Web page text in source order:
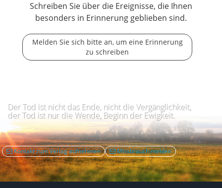
Schreiben Sie über die Ereignisse, die Ihnen
besonders in Erinnerung geblieben sind.
Melden Sie sich bitte an, um eine Erinnerung
zu schreiben
Der Tod ist nicht das Ende, nicht die Vergänglichkeit,
der Tod ist nur die Wende, Beginn der Ewigkeit.
Kontakt zum Verlag aufnehmen Missbrauch melden